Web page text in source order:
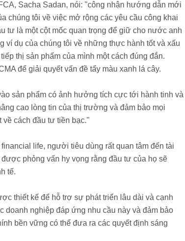
Sacha Sadan, nói: "công nhận hướng dẫn mới
chúng tôi về việc mở rộng các yêu cầu công khai
tư là một cột mốc quan trọng để giữ cho nước anh
dụ của chúng tôi về những thực hành tốt và xấu
thị sản phẩm của mình một cách đúng đắn.
để giải quyết vấn đề tẩy màu xanh lá cây.
sản phẩm có ảnh hưởng tích cực tới hành tinh và
cao lòng tin của thị trường và đảm bảo mọi
cách đầu tư tiền bạc."
life, người tiêu dùng rất quan tâm đến tài
phỏng vấn hy vọng rằng đầu tư của họ sẽ
tế.
thiết kế để hỗ trợ sự phát triển lâu dài và cạnh
doanh nghiệp đáp ứng nhu cầu này và đảm bảo
bền vững có thể đưa ra các quyết định sáng